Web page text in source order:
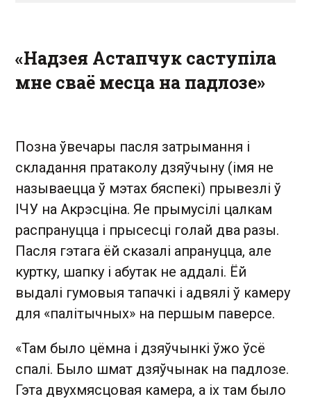
«Надзея Астапчук саступіла
мне сваё месца на падлозе»
Позна ўвечары пасля затрымання і
складання пратаколу дзяўчыну (імя не
называецца ў мэтах бяспекі) прывезлі ў
ІЧУ на Акрэсціна. Яе прымусілі цалкам
распрануцца і прысесці голай два разы.
Пасля гэтага ёй сказалі апрануцца, але
куртку, шапку і абутак не аддалі. Ёй
выдалі гумовыя тапачкі і адвялі ў камеру
для «палітычных» на першым паверсе.
«Там было цёмна і дзяўчынкі ўжо ўсё
спалі. Было шмат дзяўчынак на падлозе.
Гэта двухмясцовая камера, а іх там было